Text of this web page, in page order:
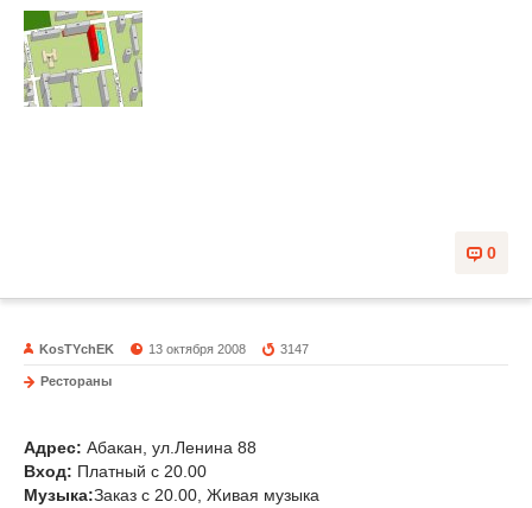
0
KosTYchEK 13 октября 2008 3147
Рестораны
Адрес: Абакан, ул.Ленина 88
Вход: Платный с 20.00
Музыка:Заказ с 20.00, Живая музыка